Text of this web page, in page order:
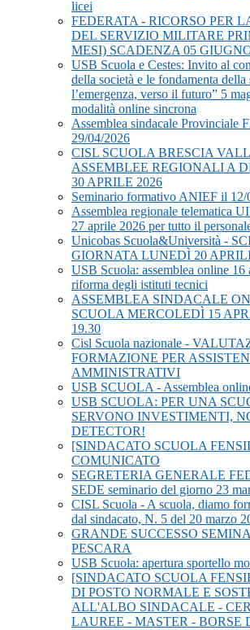
licei
FEDERATA - RICORSO PER
DEL SERVIZIO MILITARE
MESI) SCADENZA 05
USB Scuola e Cestes: Invito al
della società e le fondamenta della
l’emergenza, verso il futuro” 5
modalità online sincrona
Assemblea sindacale Provinciale
29/04/2026
CISL SCUOLA BRESCIA
ASSEMBLEE REGIONALI A
30 APRILE 2026
Seminario formativo ANIEF il 12/
Assemblea regionale telematica
27 aprile 2026 per tutto il
Unicobas Scuola&Università -
GIORNATA LUNEDÌ 20
USB Scuola: assemblea online
riforma degli istituti tecnici
ASSEMBLEA SINDACALE
SCUOLA MERCOLEDÌ 15
19.30
Cisl Scuola nazionale -
FORMAZIONE PER
AMMINISTRATIVI
USB SCUOLA - Assemblea
USB SCUOLA: PER UNA
SERVONO INVESTIMENTI,
DETECTOR!
[SINDACATO SCUOLA
COMUNICATO
SEGRETERIA GENERALE
SEDE seminario del giorno 23
CISL Scuola - A scuola, diamo
dal sindacato, N. 5 del 20 marzo
GRANDE SUCCESSO
PESCARA
USB Scuola: apertura sportello
[SINDACATO SCUOLA
DI POSTO NORMALE E
ALL'ALBO SINDACALE -
LAUREE - MASTER - BORSE